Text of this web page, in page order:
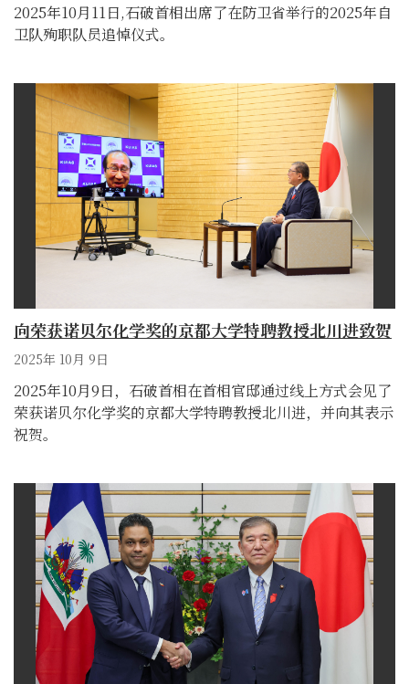
2025年10月11日,石破首相出席了在防卫省举行的2025年自
卫队殉职队员追悼仪式。
向荣获诺贝尔化学奖的京都大学特聘教授北川进致贺
2025年 10月 9日
2025年10月9日，石破首相在首相官邸通过线上方式会见了
荣获诺贝尔化学奖的京都大学特聘教授北川进，并向其表示
祝贺。